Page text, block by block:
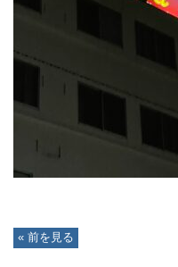
« 前を見る